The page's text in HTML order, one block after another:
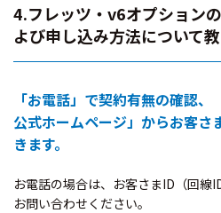
4.フレッツ・v6オプション
よび申し込み方法について
「お電話」で契約有無の確認
公式ホームページ」からお客さ
きます。
お電話の場合は、お客さまID（回線
お問い合わせください。